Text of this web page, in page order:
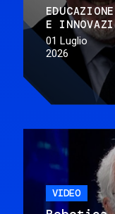
EDUCAZIONE
E
01 Luglio
2026
VIDEO